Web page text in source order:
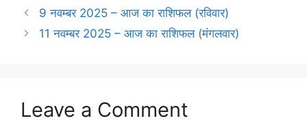
9 नवम्बर 2025 – आज का राशिफल (रविवार)
11 नवम्बर 2025 – आज का राशिफल (मंगलवार)
Leave a Comment